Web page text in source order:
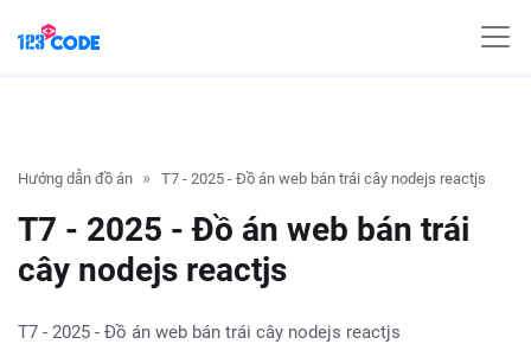
Hướng dẫn đồ án T7 - 2025 - Đồ án web bán trái cây nodejs reactjs
T7 - 2025 - Đồ án web bán trái
cây nodejs reactjs
T7 - 2025 - Đồ án web bán trái cây nodejs reactjs